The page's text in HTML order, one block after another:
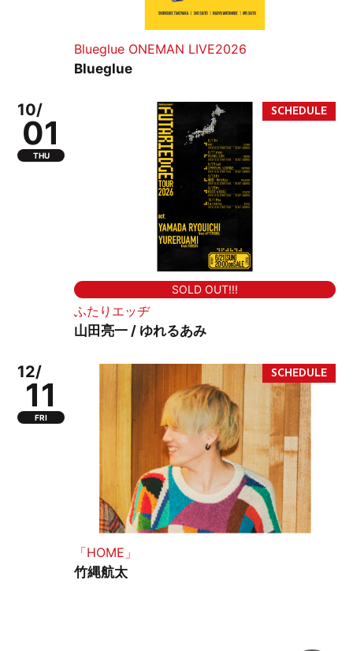
Blueglue ONEMAN LIVE2026
Blueglue
10/
01
THU
SOLD OUT!!!
ふたりエッヂ
山田亮一 / ゆれるあみ
12/
11
FRI
「HOME」
竹縄航太